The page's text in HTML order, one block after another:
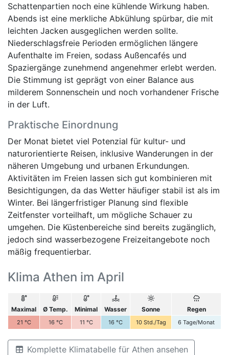
Schattenpartien noch eine kühlende Wirkung haben.
Abends ist eine merkliche Abkühlung spürbar, die mit
leichten Jacken ausgeglichen werden sollte.
Niederschlagsfreie Perioden ermöglichen längere
Aufenthalte im Freien, sodass Außencafés und
Spaziergänge zunehmend angenehmer erlebt werden.
Die Stimmung ist geprägt von einer Balance aus
milderem Sonnenschein und noch vorhandener Frische
in der Luft.
Praktische Einordnung
Der Monat bietet viel Potenzial für kultur- und
naturorientierte Reisen, inklusive Wanderungen in der
näheren Umgebung und urbanen Erkundungen.
Aktivitäten im Freien lassen sich gut kombinieren mit
Besichtigungen, da das Wetter häufiger stabil ist als im
Winter. Bei längerfristiger Planung sind flexible
Zeitfenster vorteilhaft, um mögliche Schauer zu
umgehen. Die Küstenbereiche sind bereits zugänglich,
jedoch sind wasserbezogene Freizeitangebote noch
mäßig frequentierbar.
Klima Athen im April
Maximal Ø Temp. Minimal Wasser Sonne Regen
21 °C 16 °C 11 °C 16 °C 10 Std./Tag 6 Tage/Monat
Komplette Klimatabelle für Athen ansehen